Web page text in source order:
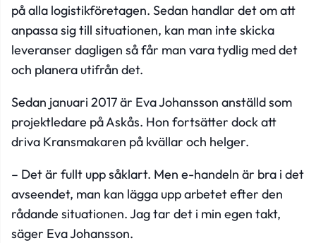
på alla logistikföretagen. Sedan handlar det om att
anpassa sig till situationen, kan man inte skicka
leveranser dagligen så får man vara tydlig med det
och planera utifrån det.
Sedan januari 2017 är Eva Johansson anställd som
projektledare på Askås. Hon fortsätter dock att
driva Kransmakaren på kvällar och helger.
– Det är fullt upp såklart. Men e-handeln är bra i det
avseendet, man kan lägga upp arbetet efter den
rådande situationen. Jag tar det i min egen takt,
säger Eva Johansson.